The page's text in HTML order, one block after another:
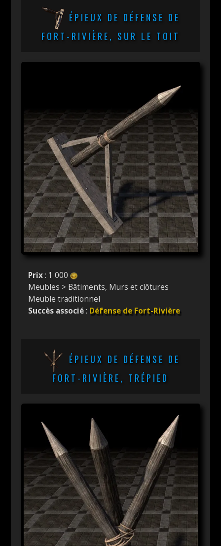
ÉPIEUX DE DÉFENSE DE
FORT-RIVIÈRE, SUR LE TOIT
Prix: 1 000
Meubles > Bâtiments, Murs et clôtures
Meuble traditionnel
Succès associé: Défense de Fort-Rivière
ÉPIEUX DE DÉFENSE DE
FORT-RIVIÈRE, TRÉPIED